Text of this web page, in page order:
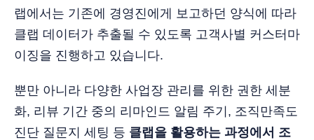
랩에서는 기존에 경영진에게 보고하던 양식에 따라
클랩 데이터가 추출될 수 있도록 고객사별 커스터마
이징을 진행하고 있습니다.
뿐만 아니라 다양한 사업장 관리를 위한 권한 세분
화, 리뷰 기간 중의 리마인드 알림 주기, 조직만족도
진단 질문지 세팅 등 클랩을 활용하는 과정에서 조